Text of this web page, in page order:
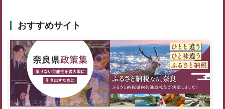
おすすめサイト